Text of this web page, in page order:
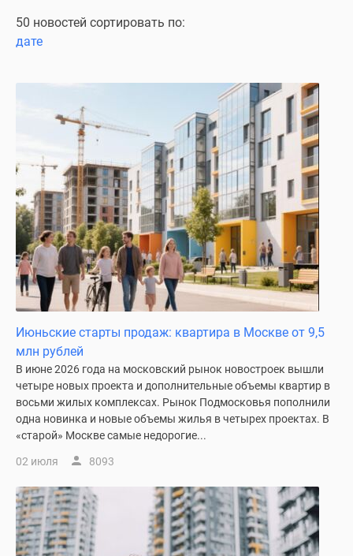
Специальные
предложения
застройщики
новостроек
Видеообзор
новостроек
Экспертиза
новостроек
Экология
Москвы
Студии
комнатные
комнатные
карте
Ипотечный
калькулятор
50 новостей сортировать по:
дате
Июньские старты продаж: квартира в Москве от 9,5
млн рублей
В июне 2026 года на московский рынок новостроек вышли
четыре новых проекта и дополнительные объемы квартир в
восьми жилых комплексах. Рынок Подмосковья пополнили
одна новинка и новые объемы жилья в четырех проектах. В
«старой» Москве самые недорогие...
02 июля 8093